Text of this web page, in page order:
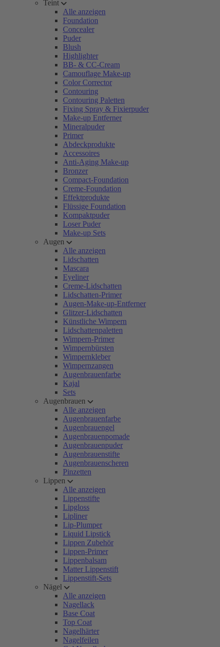
Teint
Alle anzeigen
Foundation
Concealer
Puder
Blush
Highlighter
BB- & CC-Cream
Camouflage Make-up
Color Corrector
Contouring
Contouring Paletten
Fixing Spray & Fixierpuder
Make-up Entferner
Mineralpuder
Primer
Abdeckprodukte
Accessoires
Anti-Aging Make-up
Bronzer
Compact-Foundation
Creme-Foundation
Effektprodukte
Flüssige Foundation
Kompaktpuder
Loser Puder
Make-up Sets
Augen
Alle anzeigen
Lidschatten
Mascara
Eyeliner
Creme-Lidschatten
Lidschatten-Primer
Augen-Make-up-Entferner
Glitzer-Lidschatten
Künstliche Wimpern
Lidschattenpaletten
Wimpern-Primer
Wimpernbürsten
Wimpernkleber
Wimpernzangen
Augenbrauenfarbe
Kajal
Sets
Augenbrauen
Alle anzeigen
Augenbrauenfarbe
Augenbrauengel
Augenbrauenpomade
Augenbrauenpuder
Augenbrauenstifte
Augenbrauenscheren
Pinzetten
Lippen
Alle anzeigen
Lippenstifte
Lipgloss
Lipliner
Lip-Plumper
Liquid Lipstick
Lippen Zubehör
Lippen-Primer
Lippenbalsam
Matter Lippenstift
Lippenstift-Sets
Nägel
Alle anzeigen
Nagellack
Base Coat
Top Coat
Nagelhärter
Nagelfeilen